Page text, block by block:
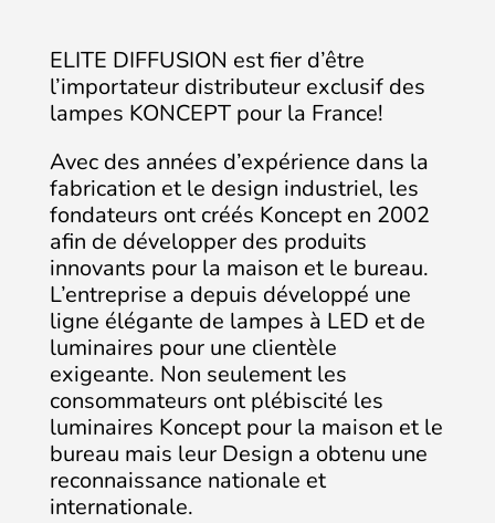
ELITE DIFFUSION est fier d’être
l’importateur distributeur exclusif des
lampes KONCEPT pour la France!
Avec des années d’expérience dans la
fabrication et le design industriel, les
fondateurs ont créés Koncept en 2002
afin de développer des produits
innovants pour la maison et le bureau.
L’entreprise a depuis développé une
ligne élégante de lampes à LED et de
luminaires pour une clientèle
exigeante. Non seulement les
consommateurs ont plébiscité les
luminaires Koncept pour la maison et le
bureau mais leur Design a obtenu une
reconnaissance nationale et
internationale.